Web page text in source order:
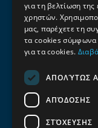
Επαγγελματικός
Emails
Contacts
+30 2106100088
+30 2410533884
για τη βελτίωση της
χρηστών.
μας, παρέχετε τη
τα cookies σύμφωνα
για τα cookies.
ΑΠΟΛΎΤΩΣ
ΑΠΌΔΟΣΗΣ
ΣΤΌΧΕΥΣΗΣ